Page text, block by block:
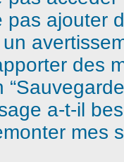
pas ajouter
des
a-t-il
mes